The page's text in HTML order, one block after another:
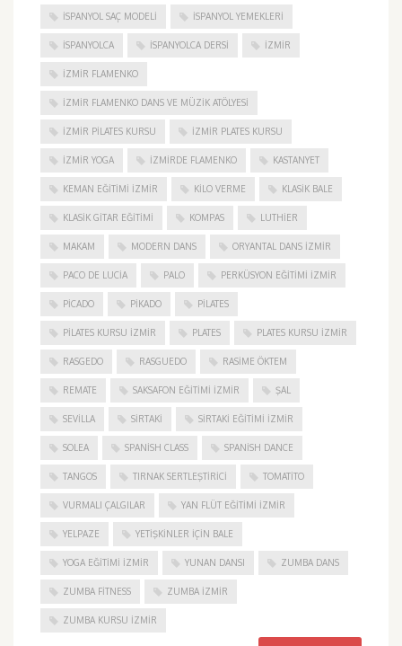
İSPANYOL SAÇ MODELI İSPANYOL YEMEKLERI
İSPANYOLCA İSPANYOLCA DERSI IZMIR
IZMIR FLAMENKO
İZMIR FLAMENKO DANS VE MÜZIK ATÖLYESI
İZMIR PILATES KURSU İZMIR PLATES KURSU
İZMIR YOGA IZMIRDE FLAMENKO KASTANYET
KEMAN EĞITIMI İZMIR KILO VERME KLASIK BALE
KLASIK GITAR EĞITIMI KOMPAS LUTHIER
MAKAM MODERN DANS ORYANTAL DANS İZMIR
PACO DE LUCIA PALO PERKÜSYON EĞITIMI İZMIR
PICADO PIKADO PILATES
PILATES KURSU İZMIR PLATES PLATES KURSU İZMIR
RASGEDO RASGUEDO RASIME ÖKTEM
REMATE SAKSAFON EĞITIMI İZMIR ŞAL
SEVILLA SIRTAKI SIRTAKI EĞITIMI İZMIR
SOLEA SPANISH CLASS SPANISH DANCE
TANGOS TIRNAK SERTLEŞTIRICI TOMATITO
VURMALI ÇALGILAR YAN FLÜT EĞITIMI İZMIR
YELPAZE YETIŞKINLER IÇIN BALE
YOGA EĞITIMI İZMIR YUNAN DANSI ZUMBA DANS
ZUMBA FITNESS ZUMBA İZMIR
ZUMBA KURSU İZMIR